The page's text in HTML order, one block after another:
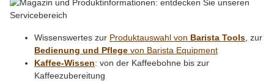
Wissenswertes zur Produktauswahl von Barista Tools , zur
Bedienung und Pflege von Barista Equipment
Kaffee-Wissen: von der Kaffeebohne bis zur
Kaffeezubereitung